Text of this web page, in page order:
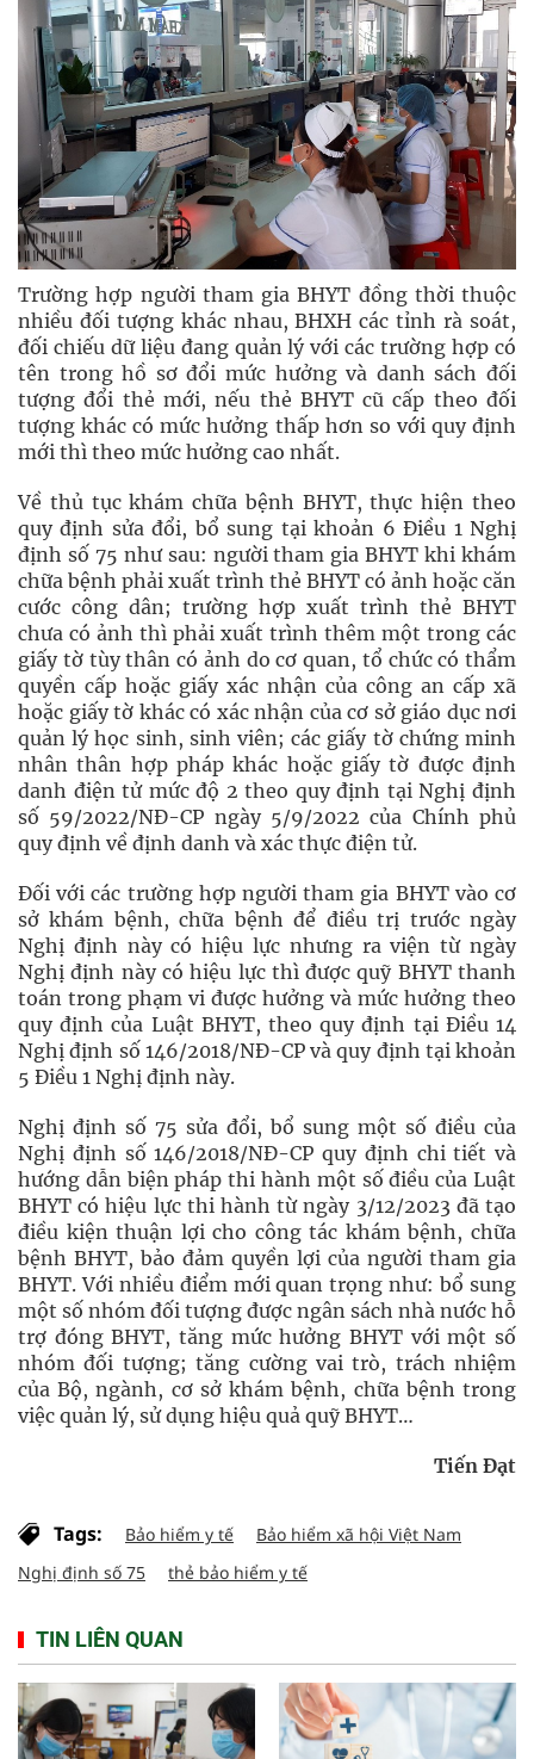
Trường hợp người tham gia BHYT đồng thời thuộc
nhiều đối tượng khác nhau, BHXH các tỉnh rà soát,
đối chiếu dữ liệu đang quản lý với các trường hợp có
tên trong hồ sơ đổi mức hưởng và danh sách đối
tượng đổi thẻ mới, nếu thẻ BHYT cũ cấp theo đối
tượng khác có mức hưởng thấp hơn so với quy định
mới thì theo mức hưởng cao nhất.
Về thủ tục khám chữa bệnh BHYT, thực hiện theo
quy định sửa đổi, bổ sung tại khoản 6 Điều 1 Nghị
định số 75 như sau: người tham gia BHYT khi khám
chữa bệnh phải xuất trình thẻ BHYT có ảnh hoặc căn
cước công dân; trường hợp xuất trình thẻ BHYT
chưa có ảnh thì phải xuất trình thêm một trong các
giấy tờ tùy thân có ảnh do cơ quan, tổ chức có thẩm
quyền cấp hoặc giấy xác nhận của công an cấp xã
hoặc giấy tờ khác có xác nhận của cơ sở giáo dục nơi
quản lý học sinh, sinh viên; các giấy tờ chứng minh
nhân thân hợp pháp khác hoặc giấy tờ được định
danh điện tử mức độ 2 theo quy định tại Nghị định
số 59/2022/NĐ-CP ngày 5/9/2022 của Chính phủ
quy định về định danh và xác thực điện tử.
Đối với các trường hợp người tham gia BHYT vào cơ
sở khám bệnh, chữa bệnh để điều trị trước ngày
Nghị định này có hiệu lực nhưng ra viện từ ngày
Nghị định này có hiệu lực thì được quỹ BHYT thanh
toán trong phạm vi được hưởng và mức hưởng theo
quy định của Luật BHYT, theo quy định tại Điều 14
Nghị định số 146/2018/NĐ-CP và quy định tại khoản
5 Điều 1 Nghị định này.
Nghị định số 75 sửa đổi, bổ sung một số điều của
Nghị định số 146/2018/NĐ-CP quy định chi tiết và
hướng dẫn biện pháp thi hành một số điều của Luật
BHYT có hiệu lực thi hành từ ngày 3/12/2023 đã tạo
điều kiện thuận lợi cho công tác khám bệnh, chữa
bệnh BHYT, bảo đảm quyền lợi của người tham gia
BHYT. Với nhiều điểm mới quan trọng như: bổ sung
một số nhóm đối tượng được ngân sách nhà nước hỗ
trợ đóng BHYT, tăng mức hưởng BHYT với một số
nhóm đối tượng; tăng cường vai trò, trách nhiệm
của Bộ, ngành, cơ sở khám bệnh, chữa bệnh trong
việc quản lý, sử dụng hiệu quả quỹ BHYT…
Tiến Đạt
Tags: Bảo hiểm y tế
Bảo hiểm xã hội Việt Nam
Nghị định số 75
thẻ bảo hiểm y tế
TIN LIÊN QUAN